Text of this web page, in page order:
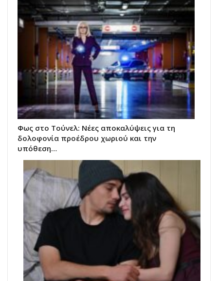
Φως στο Τούνελ: Νέες αποκαλύψεις για τη
δολοφονία προέδρου χωριού και την
υπόθεση…